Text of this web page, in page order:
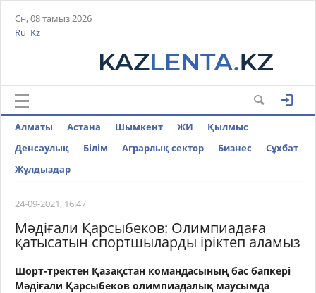
Сн, 08 тамыз 2026
Ru Kz
Алматы Астана Шымкент ЖИ
Қылмыс
Денсаулық
Білім Аграрлық сектор Бизнес
Cұхбат
Жұлдыздар
24-09-2021, 16:47
Мәдіғали Қарсыбеков: Олимпиадаға
қатысатын спортшыларды іріктеп аламыз
Шорт-тректен Қазақстан командасының бас бапкері
Мәдіғали Қарсыбеков олимпиадалық маусымда